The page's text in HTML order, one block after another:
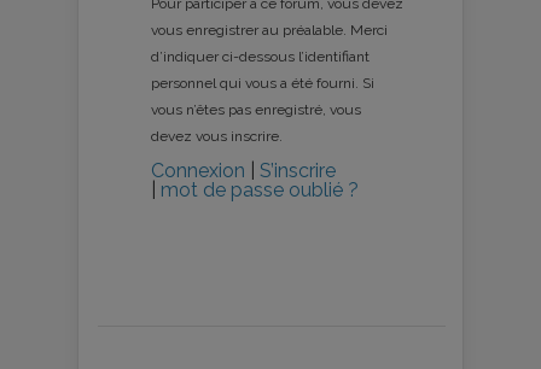
Pour participer à ce forum, vous devez
vous enregistrer au préalable. Merci
d’indiquer ci-dessous l’identifiant
personnel qui vous a été fourni. Si
vous n’êtes pas enregistré, vous
devez vous inscrire.
Connexion
S’inscrire
mot de passe oublié ?